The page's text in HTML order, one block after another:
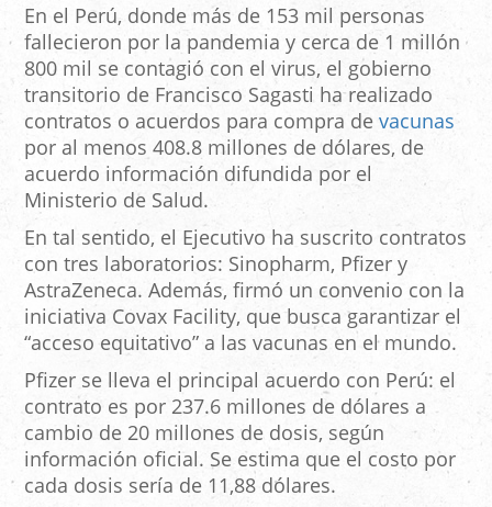
En el Perú, donde más de 153 mil personas
fallecieron por la pandemia y cerca de 1 millón
800 mil se contagió con el virus, el gobierno
transitorio de Francisco Sagasti ha realizado
contratos o acuerdos para compra de vacunas
por al menos 408.8 millones de dólares, de
acuerdo información difundida por el
Ministerio de Salud.
En tal sentido, el Ejecutivo ha suscrito contratos
con tres laboratorios: Sinopharm, Pfizer y
AstraZeneca. Además, firmó un convenio con la
iniciativa Covax Facility, que busca garantizar el
“acceso equitativo” a las vacunas en el mundo.
Pfizer se lleva el principal acuerdo con Perú: el
contrato es por 237.6 millones de dólares a
cambio de 20 millones de dosis, según
información oficial. Se estima que el costo por
cada dosis sería de 11,88 dólares.